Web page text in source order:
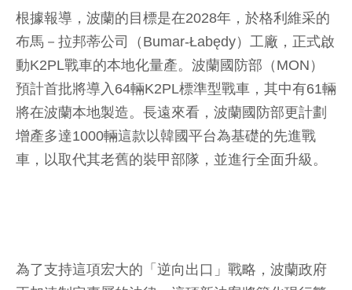
根據報導，波蘭的目標是在2028年，於格利維采的
布馬－拉邦蒂公司（Bumar-Łabędy）工廠，正式啟
動K2PL戰車的本地化量產。波蘭國防部（MON）
預計首批將導入64輛K2PL標準型戰車，其中有61輛
將在波蘭本地製造。長遠來看，波蘭國防部更計劃
增產多達1000輛這款以韓國平台為基礎的先進戰
車，以取代其老舊的裝甲部隊，並進行全面升級。
為了支持這項宏大的「逆向出口」戰略，波蘭政府